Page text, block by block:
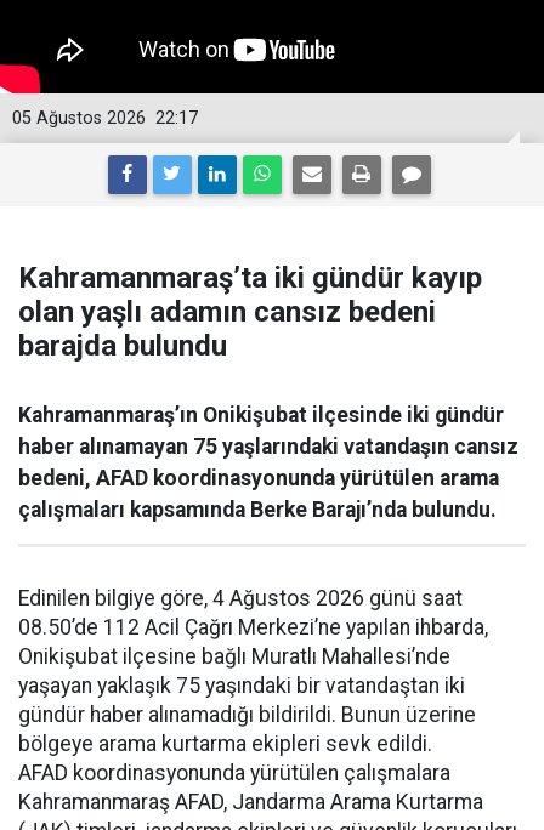
22:17
05 Ağustos 2026
Kahramanmaraş’ta iki gündür kayıp
olan yaşlı adamın cansız bedeni
barajda bulundu
Kahramanmaraş’ın Onikişubat ilçesinde iki gündür
haber alınamayan 75 yaşlarındaki vatandaşın cansız
bedeni, AFAD koordinasyonunda yürütülen arama
çalışmaları kapsamında Berke Barajı’nda bulundu.
Edinilen bilgiye göre, 4 Ağustos 2026 günü saat
08.50’de 112 Acil Çağrı Merkezi’ne yapılan ihbarda,
Onikişubat ilçesine bağlı Muratlı Mahallesi’nde
yaşayan yaklaşık 75 yaşındaki bir vatandaştan iki
gündür haber alınamadığı bildirildi. Bunun üzerine
bölgeye arama kurtarma ekipleri sevk edildi.
AFAD koordinasyonunda yürütülen çalışmalara
Kahramanmaraş AFAD, Jandarma Arama Kurtarma